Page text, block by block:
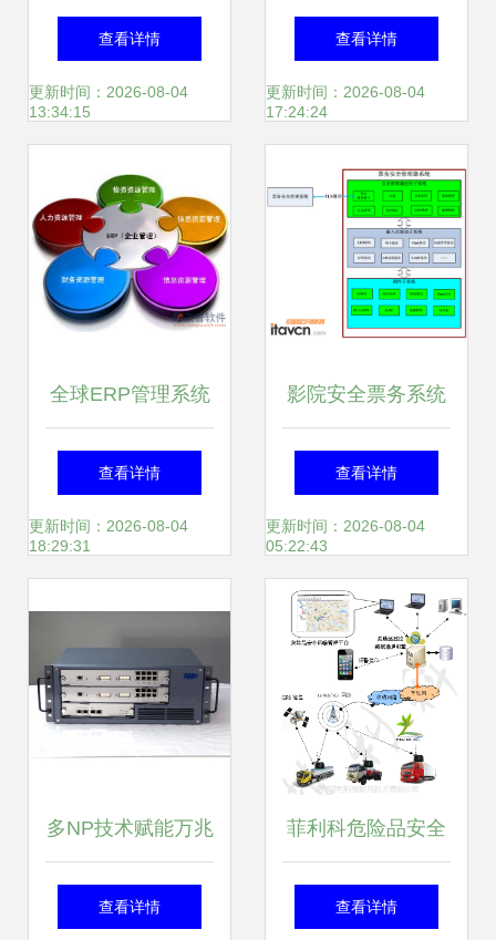
学习资源包直接帮
你少走半年弯路
查看详情
更新时间：2026-08-04
13:34:15
安全公司Dragos对
抗勒索软件攻击的
查看详情
更新时间：2026-08-04
17:24:24
全球ERP管理系统
中的网络与信息安
全软件开发策略
查看详情
更新时间：2026-08-04
18:29:31
影院安全票务系统
技术研究 以数码辰
星为例
查看详情
更新时间：2026-08-04
05:22:43
多NP技术赋能万兆
级防火墙 联想网御
查看详情
菲利科危险品安全
运输监控管理系统
查看详情